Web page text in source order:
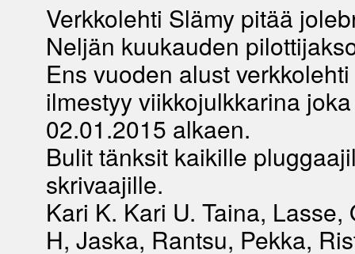
Verkkolehti Slämy pitää
Neljän kuukauden
Ens vuoden alust
ilmestyy viikkojulkkarina
02.01.2015 alkaen.
Bulit tänksit kaikille
skrivaajille.
Kari K. Kari U. Taina, Lasse,
H, Jaska, Rantsu, Pekka,